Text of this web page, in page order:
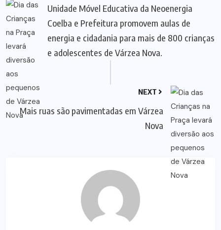
Unidade Móvel Educativa da Neoenergia
Coelba e Prefeitura promovem aulas de
energia e cidadania para mais de 800 crianças
e adolescentes de Várzea Nova.
NEXT
Mais ruas são pavimentadas em Várzea
Nova